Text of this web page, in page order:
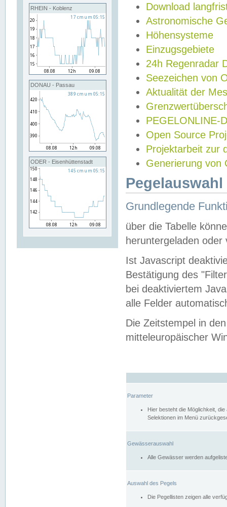
RHEIN - Koblenz
DONAU - Passau
ODER - Eisenhüttenstadt
Download
Astronomische
Höhensysteme
Einzugsgebiete
24h Regenradar
Seezeichen von
Aktualität der
PEGELONLINE-
Open Source
Projektarbeit zur
Generierung von
Grundlegende
über die Tabelle
heruntergeladen oder
Ist Javascript
Bestätigung des
bei deaktiviertem
alle Felder
Die Zeitstempel in
mitteleuropäischer
Parameter
Hier besteht die Möglichkeit,
Selektionen im Menü
Gewässerauswahl
Alle Gewässer werden
Auswahl des Pegels
Die Pegellisten zeigen alle